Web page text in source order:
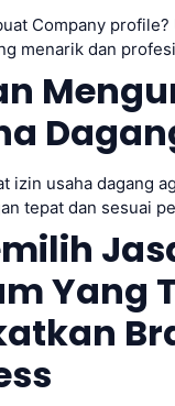
Company
menarik dan
izin usaha dagang
tepat dan sesuai
Yang